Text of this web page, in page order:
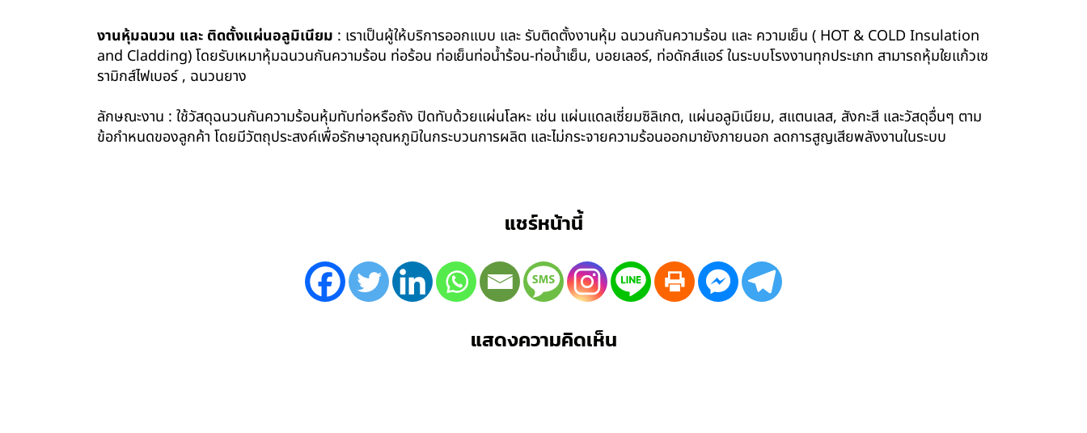
งานหุ้มฉนวน และ ติดตั้งแผ่นอลูมิเนียม : เราเป็นผู้ให้บริการออกแบบ และ รับติดตั้งงานหุ้ม ฉนวนกันความร้อน และ ความเย็น ( HOT & COLD Insulation
and Cladding) โดยรับเหมาหุ้มฉนวนกันความร้อน ท่อร้อน ท่อเย็นท่อน้ำร้อน-ท่อน้ำเย็น, บอยเลอร์, ท่อดักส์แอร์ ในระบบโรงงานทุกประเภท สามารถหุ้มใยแก้วเซ
รามิกส์ไฟเบอร์ , ฉนวนยาง
ลักษณะงาน : ใช้วัสดุฉนวนกันความร้อนหุ้มทับท่อหรือถัง ปิดทับด้วยแผ่นโลหะ เช่น แผ่นแดลเซี่ยมซิลิเกต, แผ่นอลูมิเนียม, สแตนเลส, สังกะสี และวัสดุอื่นๆ ตาม
ข้อกำหนดของลูกค้า โดยมีวัตถุประสงค์เพื่อรักษาอุณหภูมิในกระบวนการผลิต และไม่กระจายความร้อนออกมายังภายนอก ลดการสูญเสียพลังงานในระบบ
แชร์หน้านี้
แสดงความคิดเห็น